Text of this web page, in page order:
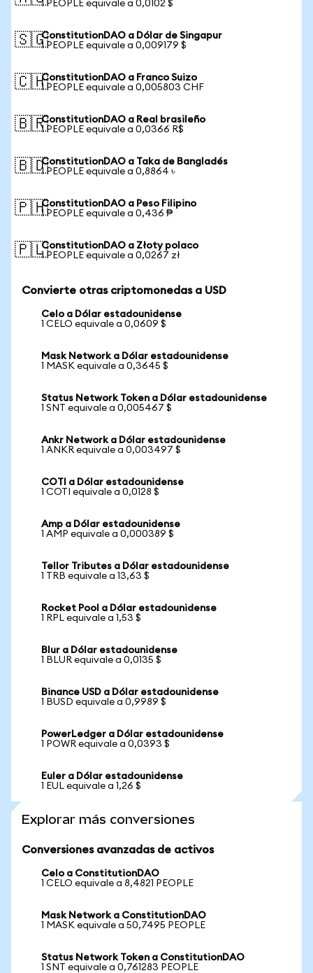
1 PEOPLE equivale a 0,0102 $
🇸🇬ConstitutionDAO a Dólar de Singapur
1 PEOPLE equivale a 0,009179 $
🇨🇭ConstitutionDAO a Franco Suizo
1 PEOPLE equivale a 0,005803 CHF
🇧🇷ConstitutionDAO a Real brasileño
1 PEOPLE equivale a 0,0366 R$
🇧🇩ConstitutionDAO a Taka de Bangladés
1 PEOPLE equivale a 0,8864 ৳
🇵🇭ConstitutionDAO a Peso Filipino
1 PEOPLE equivale a 0,436 ₱
🇵🇱ConstitutionDAO a Złoty polaco
1 PEOPLE equivale a 0,0267 zł
Convierte otras criptomonedas a USD
Celo a Dólar estadounidense
1 CELO equivale a 0,0609 $
Mask Network a Dólar estadounidense
1 MASK equivale a 0,3645 $
Status Network Token a Dólar estadounidense
1 SNT equivale a 0,005467 $
Ankr Network a Dólar estadounidense
1 ANKR equivale a 0,003497 $
COTI a Dólar estadounidense
1 COTI equivale a 0,0128 $
Amp a Dólar estadounidense
1 AMP equivale a 0,000389 $
Tellor Tributes a Dólar estadounidense
1 TRB equivale a 13,63 $
Rocket Pool a Dólar estadounidense
1 RPL equivale a 1,53 $
Blur a Dólar estadounidense
1 BLUR equivale a 0,0135 $
Binance USD a Dólar estadounidense
1 BUSD equivale a 0,9989 $
PowerLedger a Dólar estadounidense
1 POWR equivale a 0,0393 $
Euler a Dólar estadounidense
1 EUL equivale a 1,26 $
Explorar más conversiones
Conversiones avanzadas de activos
Celo a ConstitutionDAO
1 CELO equivale a 8,4821 PEOPLE
Mask Network a ConstitutionDAO
1 MASK equivale a 50,7495 PEOPLE
Status Network Token a ConstitutionDAO
1 SNT equivale a 0,761283 PEOPLE